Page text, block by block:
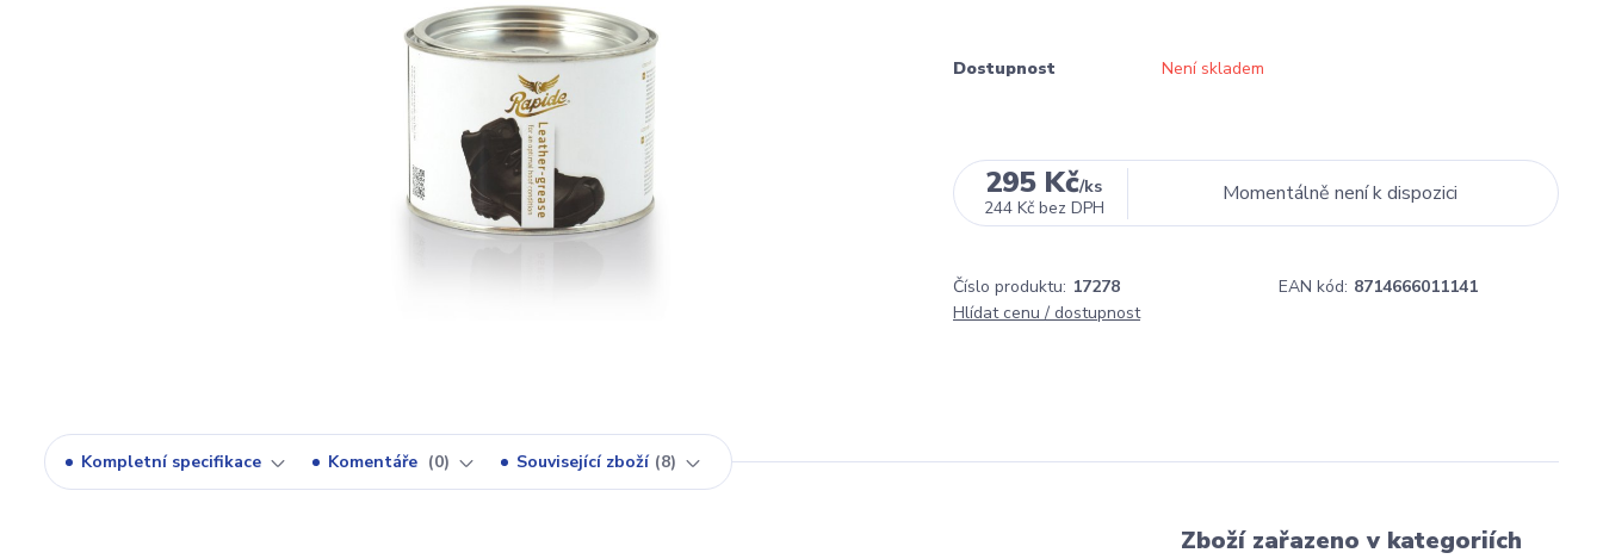
Dostupnost Není skladem
295 Kč/ks
244 Kč bez DPH
Momentálně není k dispozici
Číslo produktu: 17278 EAN kód: 8714666011141
Hlídat cenu / dostupnost
Kompletní specifikace Komentáře 0 Související zboží 8
Zboží zařazeno v kategoriích